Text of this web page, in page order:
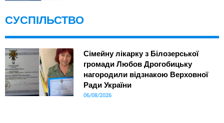
СУСПІЛЬСТВО
Сімейну лікарку з Білозерської
громади Любов Дрогобицьку
нагородили відзнакою Верховної
Ради України
06/08/2026